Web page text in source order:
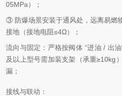
05MPa）；
③ 防爆场景安装于通风处，远离易燃
接地（接地电阻≤4Ω）；
流向与固定：严格按阀体 “进油 / 出
及以上型号需加装支架（承重≥10kg
漏；
接线与联动：